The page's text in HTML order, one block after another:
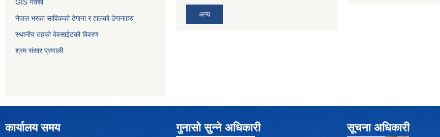
GIS नक्सा
नेपाल भरका साविककाे ठेगाना र हालकाे ठेगानाहरु
स्थानीय तहको वेवसाईटको विवरण
श्रम संसार प्रणाली
अन्य
कार्यालय समय गुनासो सुन्ने अधिकारी सूचना अधिकारी